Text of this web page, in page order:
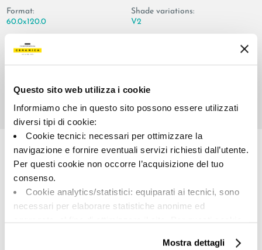
Questo sito web utilizza i cookie
Informiamo che in questo sito possono essere utilizzati
diversi tipi di cookie:
Cookie tecnici: necessari per ottimizzare la
navigazione e fornire eventuali servizi richiesti dall’utente.
Per questi cookie non occorre l’acquisizione del tuo
consenso.
Cookie analytics/statistici: equiparati ai tecnici, sono
necessari per elaborare statistiche anonime ed
Cookie di profilazione/marketing: sono utilizzati, solo
Mostra dettagli
Format:
60.0x120.0
Shade variations:
V2
Share: